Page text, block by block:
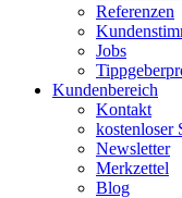
Referenzen
Jobs
Kundenbereich
Kontakt
kostenloser
Newsletter
Merkzettel
Blog